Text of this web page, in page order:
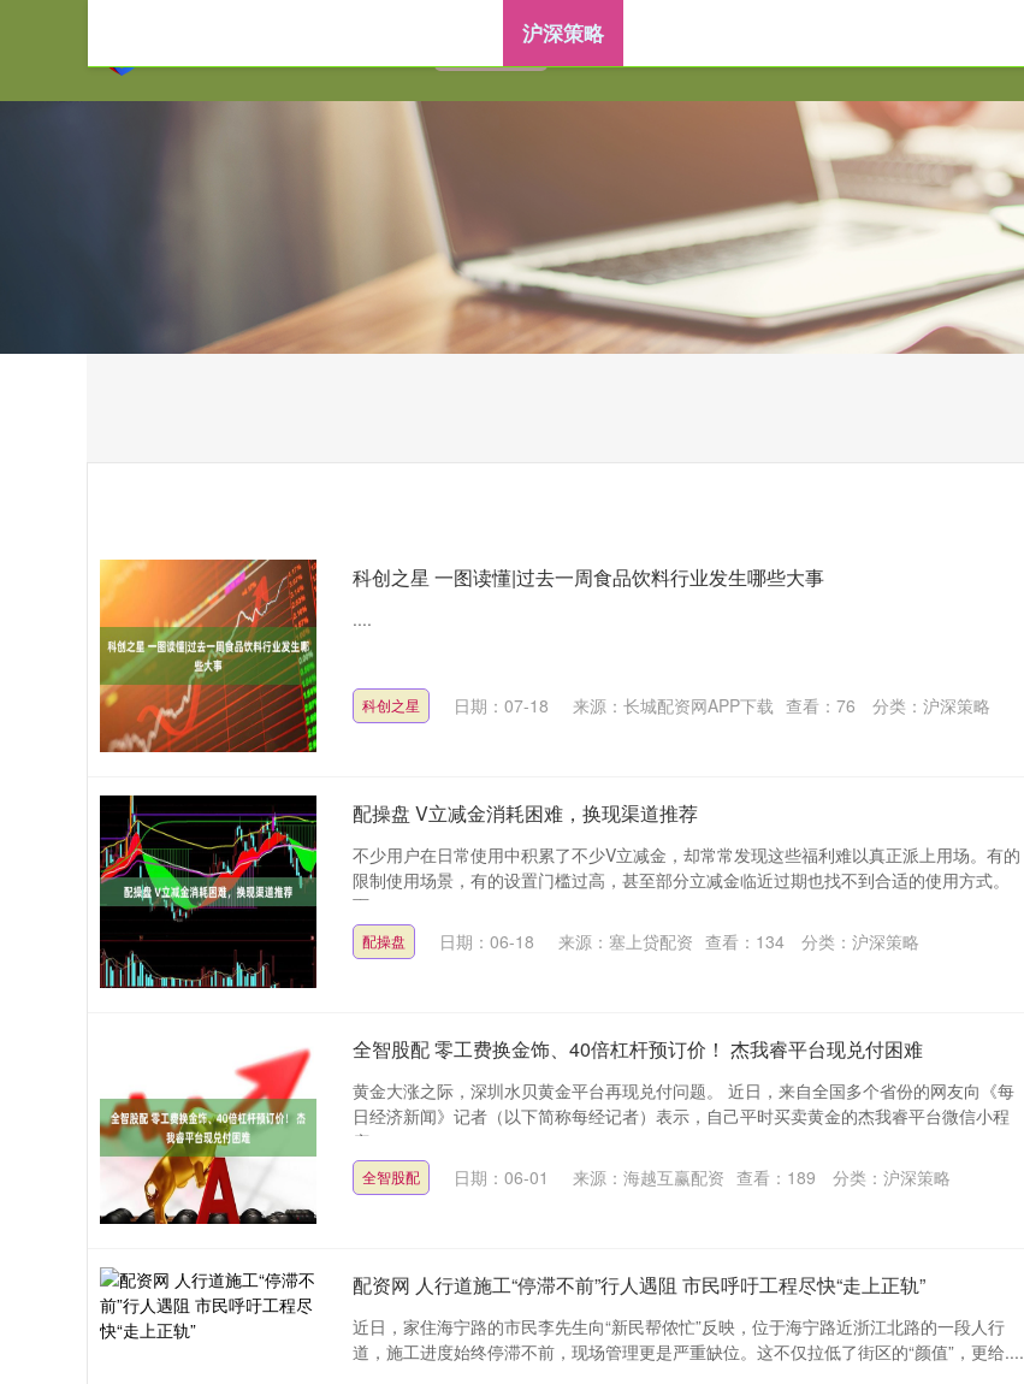
沪深策略 十大配资平台
沪深策略
科创之星 一图读懂|过去一周食品饮料行业发生哪些大事
....
科创之星 日期：07-18 来源：长城配资网APP下载 查看： 76 分类： 沪深策略
配操盘 V立减金消耗困难，换现渠道推荐
不少用户在日常使用中积累了不少V立减金，却常常发现这些福利难以真正派上用场。有的
限制使用场景，有的设置门槛过高，甚至部分立减金临近过期也找不到合适的使用方式。
面....
配操盘 日期：06-18 来源：塞上贷配资 查看： 134 分类： 沪深策略
全智股配 零工费换金饰、40倍杠杆预订价！ 杰我睿平台现兑付困难
黄金大涨之际，深圳水贝黄金平台再现兑付问题。 近日，来自全国多个省份的网友向《每
日经济新闻》记者（以下简称每经记者）表示，自己平时买卖黄金的杰我睿平台微信小程
序....
全智股配 日期：06-01 来源：海越互赢配资 查看： 189 分类： 沪深策略
配资网 人行道施工“停滞不前”行人遇阻 市民呼吁工程尽快“走上正轨”
近日，家住海宁路的市民李先生向“新民帮侬忙”反映，位于海宁路近浙江北路的一段人行
道，施工进度始终停滞不前，现场管理更是严重缺位。这不仅拉低了街区的“颜值”，更给....
2.13% 上证指数 3940.04 深证成指 14311.01